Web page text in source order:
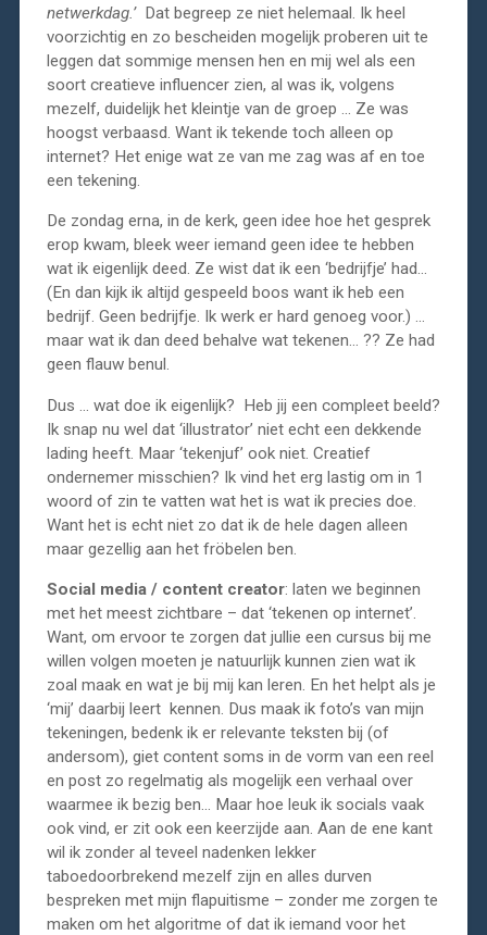
netwerkdag.’Dat begreep ze niet helemaal. Ik heel
voorzichtig en zo bescheiden mogelijk proberen uit te
leggen dat sommige mensen hen en mij wel als een
soort creatieve influencer zien, al was ik, volgens
mezelf, duidelijk het kleintje van de groep … Ze was
hoogst verbaasd. Want ik tekende toch alleen op
internet? Het enige wat ze van me zag was af en toe
een tekening.
De zondag erna, in de kerk, geen idee hoe het gesprek
erop kwam, bleek weer iemand geen idee te hebben
wat ik eigenlijk deed. Ze wist dat ik een ‘bedrijfje’ had…
(En dan kijk ik altijd gespeeld boos want ik heb een
bedrijf. Geen bedrijfje. Ik werk er hard genoeg voor.) …
maar wat ik dan deed behalve wat tekenen… ?? Ze had
geen flauw benul.
Dus … wat doe ik eigenlijk? Heb jij een compleet beeld?
Ik snap nu wel dat ‘illustrator’ niet echt een dekkende
lading heeft. Maar ‘tekenjuf’ ook niet. Creatief
ondernemer misschien? Ik vind het erg lastig om in 1
woord of zin te vatten wat het is wat ik precies doe.
Want het is echt niet zo dat ik de hele dagen alleen
maar gezellig aan het fröbelen ben.
Social media / content creator: laten we beginnen
met het meest zichtbare – dat ‘tekenen op internet’.
Want, om ervoor te zorgen dat jullie een cursus bij me
willen volgen moeten je natuurlijk kunnen zien wat ik
zoal maak en wat je bij mij kan leren. En het helpt als je
‘mij’ daarbij leert kennen. Dus maak ik foto’s van mijn
tekeningen, bedenk ik er relevante teksten bij (of
andersom), giet content soms in de vorm van een reel
en post zo regelmatig als mogelijk een verhaal over
waarmee ik bezig ben… Maar hoe leuk ik socials vaak
ook vind, er zit ook een keerzijde aan. Aan de ene kant
wil ik zonder al teveel nadenken lekker
taboedoorbrekend mezelf zijn en alles durven
bespreken met mijn flapuitisme – zonder me zorgen te
maken om het algoritme of dat ik iemand voor het